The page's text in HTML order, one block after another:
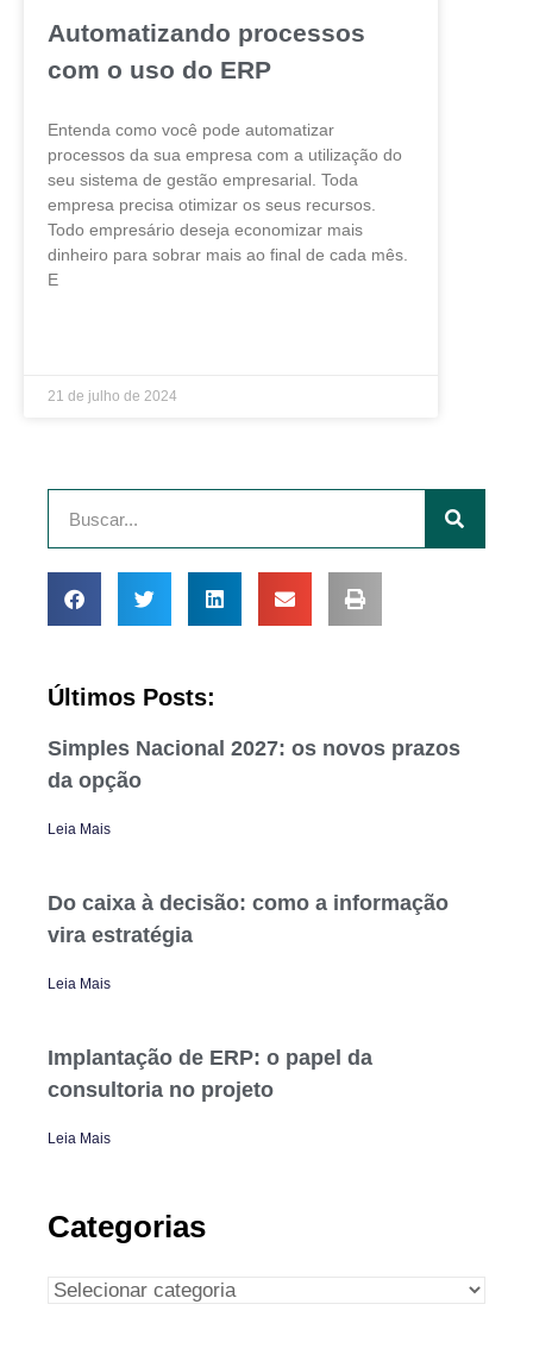
Automatizando processos
com o uso do ERP
Entenda como você pode automatizar
processos da sua empresa com a utilização do
seu sistema de gestão empresarial. Toda
empresa precisa otimizar os seus recursos.
Todo empresário deseja economizar mais
dinheiro para sobrar mais ao final de cada mês.
E
21 de julho de 2024
Últimos Posts:
Simples Nacional 2027: os novos prazos
da opção
Leia Mais
Do caixa à decisão: como a informação
vira estratégia
Leia Mais
Implantação de ERP: o papel da
consultoria no projeto
Leia Mais
Categorias